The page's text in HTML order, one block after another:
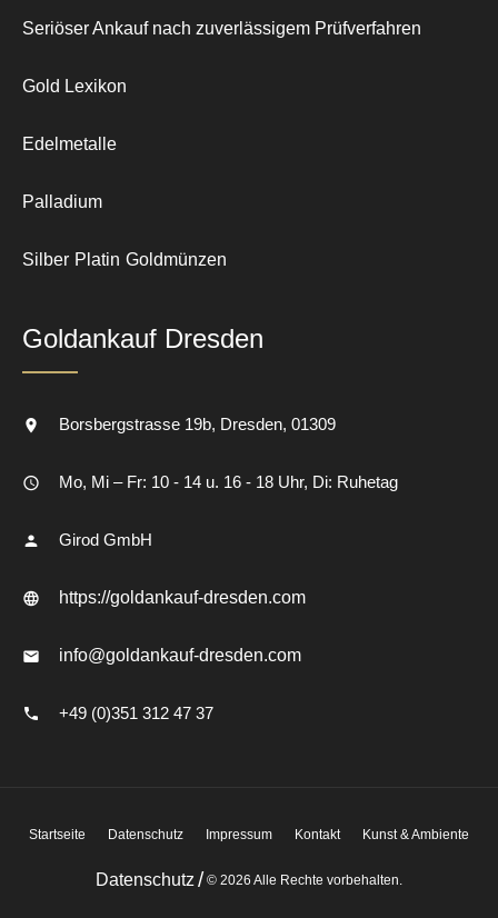
Seriöser Ankauf nach zuverlässigem Prüfverfahren
Gold Lexikon
Edelmetalle
Palladium
Silber Platin Goldmünzen
Goldankauf Dresden
Borsbergstrasse 19b Dresden 01309
Mo, Mi – Fr: 10 - 14 u. 16 - 18 Uhr, Di: Ruhetag
Girod GmbH
https://goldankauf-dresden.com
info@goldankauf-dresden.com
+49 (0)351 312 47 37
Startseite Datenschutz Impressum Kontakt Kunst & Ambiente
Datenschutz / © 2026 Alle Rechte vorbehalten.